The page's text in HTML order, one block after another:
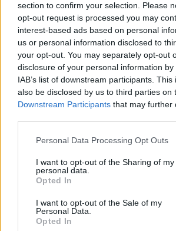
section to confirm your selection. Please
opt-out request is processed you may
interest-based ads based on personal
us or personal information disclosed to
your opt-out. You may separately opt-out
disclosure of your personal information
IAB’s list of downstream participants.
also be disclosed by us to third parties on
Downstream Participants that may further
Personal Data Processing Opt Outs
I want to opt-out of the Sharing of my
personal data.
Opted In
I want to opt-out of the Sale of my
Personal Data.
Opted In
Ενοίκια: Πότε γίνονται υποχρεωτικές οι
τραπεζών
Ισπανία: Η συγκινητική επανένωση
γαϊδουράκια της μετά τις πυρκαγιές
κρεοπωλών Χανίων
8 Αυγούστου, 2026
Πανεπιστήμιο Κρήτης για το ακαδημαϊκό
8 Αυγούστου, 2026